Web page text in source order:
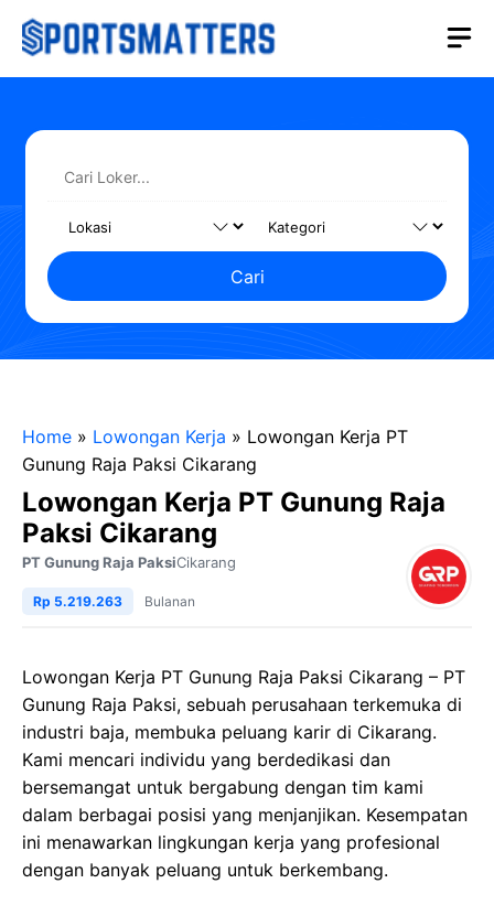
Langsung
Cari
Home » Lowongan Kerja » Lowongan Kerja PT
Gunung Raja Paksi Cikarang
Lowongan Kerja PT Gunung Raja
Paksi Cikarang
PT Gunung Raja PaksiCikarang
Rp 5.219.263 Bulanan
Lowongan Kerja PT Gunung Raja Paksi Cikarang – PT
Gunung Raja Paksi, sebuah perusahaan terkemuka di
industri baja, membuka peluang karir di Cikarang.
Kami mencari individu yang berdedikasi dan
bersemangat untuk bergabung dengan tim kami
dalam berbagai posisi yang menjanjikan. Kesempatan
ini menawarkan lingkungan kerja yang profesional
dengan banyak peluang untuk berkembang.